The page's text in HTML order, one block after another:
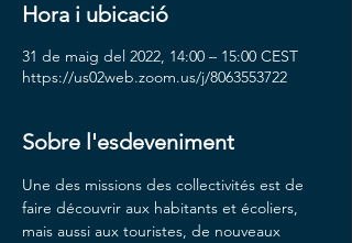
Hora i ubicació
31 de maig del 2022, 14:00 – 15:00 CEST
https://us02web.zoom.us/j/8063553722
Sobre l'esdeveniment
Une des missions des collectivités est de
faire découvrir aux habitants et écoliers,
mais aussi aux touristes, de nouveaux